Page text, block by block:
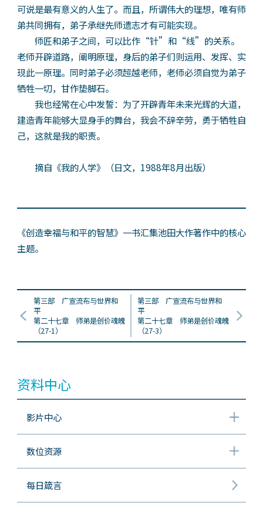
可说是最有意义的人生了。而且，所谓伟大的理想，唯有师
弟共同拥有，弟子承继先师遗志才有可能实现。
师匠和弟子之间，可以比作“针”和“线”的关系。
老师开辟道路，阐明原理，身后的弟子们则运用、发挥、实
现此一原理。同时弟子必须超越老师，老师必须自觉为弟子
牺牲一切，甘作垫脚石。
我也经常在心中发誓：为了开辟青年未来光辉的大道，
建造青年能够大显身手的舞台，我会不辞辛劳，勇于牺牲自
己，这就是我的职责。
摘自《我的人学》（日文，1988年8月出版）
《创造幸福与和平的智慧》一书汇集池田大作著作中的核心
主题。
第三部 广宣流布与世界和
平
第二十七章 师弟是创价魂魄
（27-1）
第三部 广宣流布与世界和
平
第二十七章 师弟是创价魂魄
（27-3）
资料中心
影片中心
数位资源
每日箴言